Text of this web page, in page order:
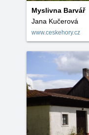
Myslivna Barvář
Jana Kučerová
www.ceskehory.cz